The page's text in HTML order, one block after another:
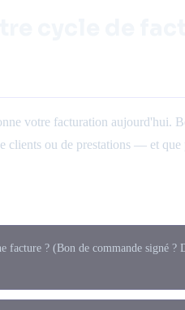
votre facturation aujourd'hui.
clients ou de prestations — et
facture ? (Bon de commande signé ?